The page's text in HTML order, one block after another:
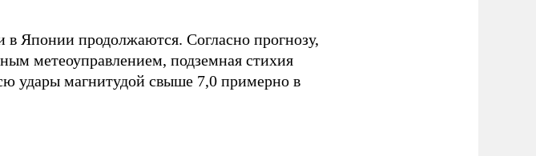
Японии продолжаются. Согласно прогнозу,
метеоуправлением, подземная стихия
удары магнитудой свыше 7,0 примерно в